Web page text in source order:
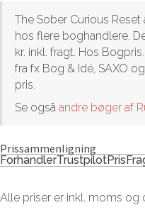
The Sober Curious
hos flere boghandlere.
kr. inkl. fragt. Hos
fra fx Bog & Idé, SAXO
pris.
Se også andre bøger af
Prissammenligning
ForhandlerTrustpilotPris
Alle priser er inkl. moms og